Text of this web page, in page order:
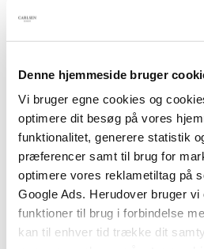
Denne hjemmeside bruger
Vi bruger egne cookies og
optimere dit besøg på vores
funktionalitet, generere statistik
præferencer samt til brug for
optimere vores reklametiltag på
Google Ads. Herudover bruger
funktioner til brug i forbindelse
kan til enhver tid trække dit
Opdateret og redesignet
yndlingsbog om verdens
Sebastian Klein fortæller
han mener, er de absolut
Tunge giganter, små kryb,
hurtige dræbermaskiner. Du
du kan se og sammenligne
hvis nu, du skulle møde dem.
Dette er den spritnye,
Sebastians populære
farligste dyr, fyldt med nye